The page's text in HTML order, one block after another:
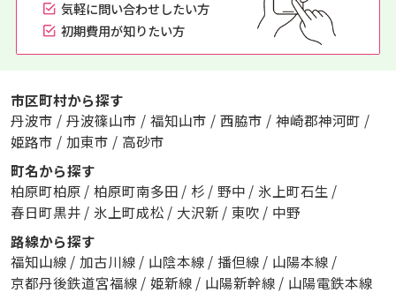
気軽に問い合わせしたい方
初期費用が知りたい方
市区町村から探す
丹波市 / 丹波篠山市 / 福知山市 / 西脇市 / 神崎郡神河町 /
姫路市 / 加東市 / 高砂市
町名から探す
柏原町柏原 / 柏原町南多田 / 杉 / 野中 / 氷上町石生 /
春日町黒井 / 氷上町成松 / 大沢新 / 東吹 / 中野
路線から探す
福知山線 / 加古川線 / 山陰本線 / 播但線 / 山陽本線 /
京都丹後鉄道宮福線 / 姫新線 / 山陽新幹線 / 山陽電鉄本線